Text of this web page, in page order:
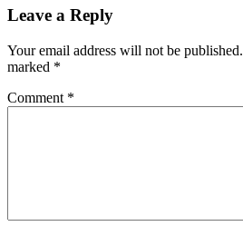
Leave a Reply
Your email address will not be published.
marked *
Comment *